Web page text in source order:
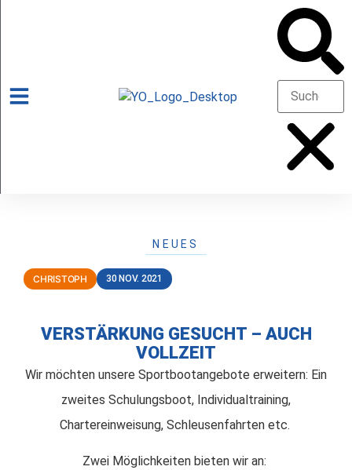
NEUES
CHRISTOPH 30 NOV. 2021
VERSTÄRKUNG GESUCHT – AUCH
VOLLZEIT
Wir möchten unsere Sportbootangebote erweitern: Ein
zweites Schulungsboot, Individualtraining,
Chartereinweisung, Schleusenfahrten etc.
Zwei Möglichkeiten bieten wir an: